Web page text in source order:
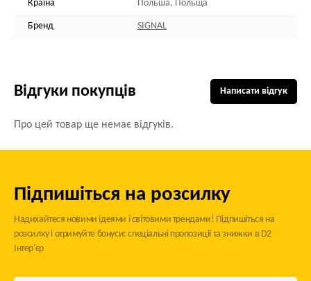
Країна Польша, Польща
Бренд SIGNAL
Відгуки покупців
Про цей товар ще немає відгуків.
Написати відгук
Підпишіться на розсилку
Надихайтеся новими ідеями і світовими трендами! Підпишіться на
розсилку і отримуйте бонуси: спеціальні пропозиції та знижки в D2
Інтер'єр